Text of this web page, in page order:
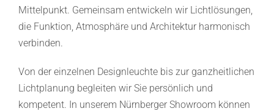
Mittelpunkt. Gemeinsam entwickeln wir Lichtlösungen,
die Funktion, Atmosphäre und Architektur harmonisch
verbinden.
Von der einzelnen Designleuchte bis zur ganzheitlichen
Lichtplanung begleiten wir Sie persönlich und
kompetent. In unserem Nürnberger Showroom können